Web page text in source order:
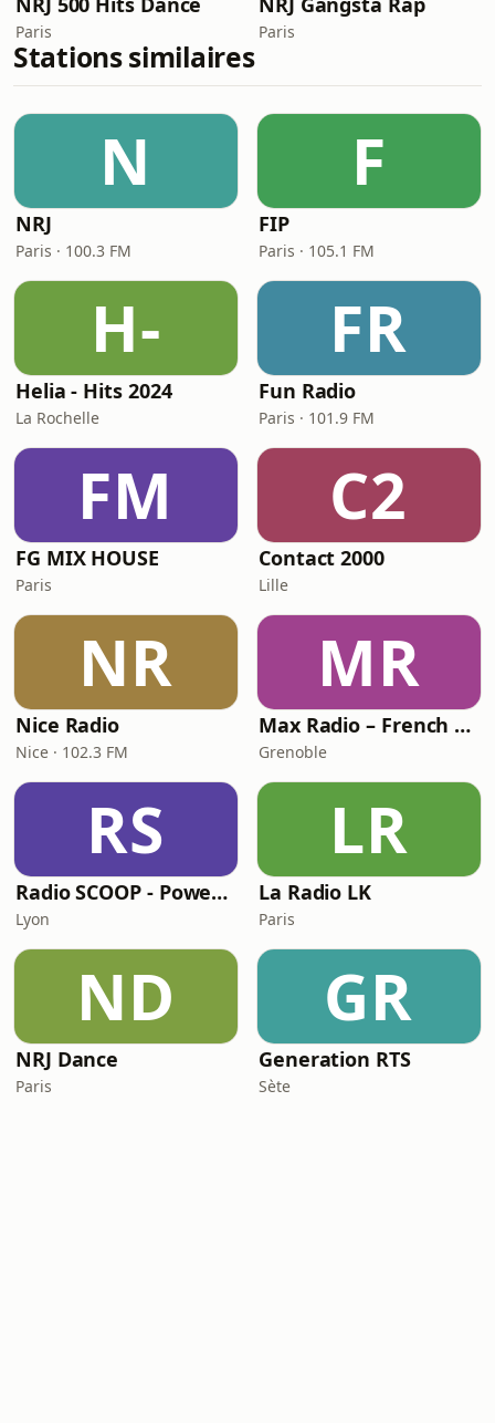
Paris Paris
Stations similaires
N
NRJ
Paris · 100.3 FM
F
FIP
Paris · 105.1 FM
H-
Helia - Hits 2024
La Rochelle
FR
Fun Radio
Paris · 101.9 FM
FM
FG MIX HOUSE
Paris
C2
Contact 2000
Lille
NR
Nice Radio
Nice · 102.3 FM
MR
Max Radio – French Touch
Grenoble
RS
Radio SCOOP - PowerDance
Lyon
LR
La Radio LK
Paris
ND
NRJ Dance
Paris
GR
Generation RTS
Sète